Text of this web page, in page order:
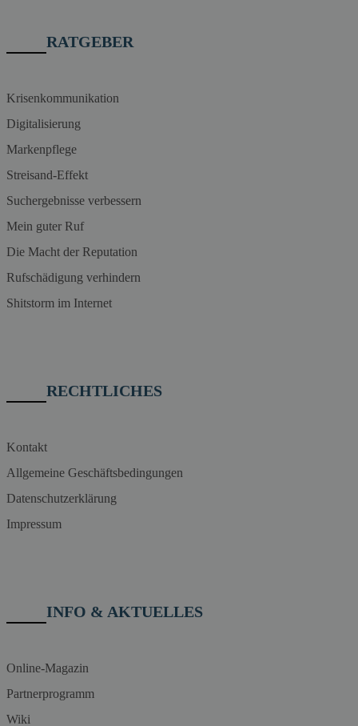
RATGEBER
Krisenkommunikation
Digitalisierung
Markenpflege
Streisand-Effekt
Suchergebnisse verbessern
Mein guter Ruf
Die Macht der Reputation
Rufschädigung verhindern
Shitstorm im Internet
RECHTLICHES
Kontakt
Allgemeine Geschäftsbedingungen
Datenschutzerklärung
Impressum
INFO & AKTUELLES
Online-Magazin
Partnerprogramm
Wiki